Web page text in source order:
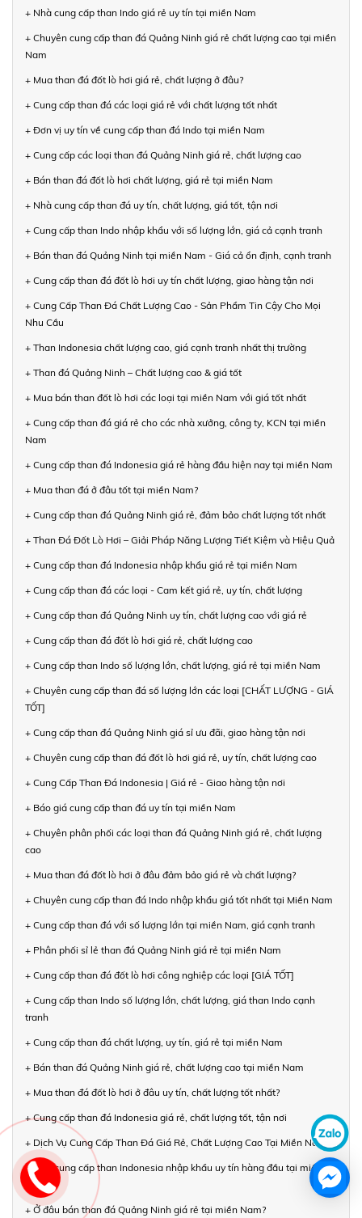
+ Nhà cung cấp than Indo giá rẻ uy tín tại miền Nam
+ Chuyên cung cấp than đá Quảng Ninh giá rẻ chất lượng cao tại miền
Nam
+ Mua than đá đốt lò hơi giá rẻ, chất lượng ở đâu?
+ Cung cấp than đá các loại giá rẻ với chất lượng tốt nhất
+ Đơn vị uy tín về cung cấp than đá Indo tại miền Nam
+ Cung cấp các loại than đá Quảng Ninh giá rẻ, chất lượng cao
+ Bán than đá đốt lò hơi chất lượng, giá rẻ tại miền Nam
+ Nhà cung cấp than đá uy tín, chất lượng, giá tốt, tận nơi
+ Cung cấp than Indo nhập khẩu với số lượng lớn, giá cả cạnh tranh
+ Bán than đá Quảng Ninh tại miền Nam - Giá cả ổn định, cạnh tranh
+ Cung cấp than đá đốt lò hơi uy tín chất lượng, giao hàng tận nơi
+ Cung Cấp Than Đá Chất Lượng Cao - Sản Phẩm Tin Cậy Cho Mọi
Nhu Cầu
+ Than Indonesia chất lượng cao, giá cạnh tranh nhất thị trường
+ Than đá Quảng Ninh – Chất lượng cao & giá tốt
+ Mua bán than đốt lò hơi các loại tại miền Nam với giá tốt nhất
+ Cung cấp than đá giá rẻ cho các nhà xưởng, công ty, KCN tại miền
Nam
+ Cung cấp than đá Indonesia giá rẻ hàng đầu hiện nay tại miền Nam
+ Mua than đá ở đâu tốt tại miền Nam?
+ Cung cấp than đá Quảng Ninh giá rẻ, đảm bảo chất lượng tốt nhất
+ Than Đá Đốt Lò Hơi – Giải Pháp Năng Lượng Tiết Kiệm và Hiệu Quả
+ Cung cấp than đá Indonesia nhập khẩu giá rẻ tại miền Nam
+ Cung cấp than đá các loại - Cam kết giá rẻ, uy tín, chất lượng
+ Cung cấp than đá Quảng Ninh uy tín, chất lượng cao với giá rẻ
+ Cung cấp than đá đốt lò hơi giá rẻ, chất lượng cao
+ Cung cấp than Indo số lượng lớn, chất lượng, giá rẻ tại miền Nam
+ Chuyên cung cấp than đá số lượng lớn các loại [CHẤT LƯỢNG - GIÁ
TỐT]
+ Cung cấp than đá Quảng Ninh giá sỉ ưu đãi, giao hàng tận nơi
+ Chuyên cung cấp than đá đốt lò hơi giá rẻ, uy tín, chất lượng cao
+ Cung Cấp Than Đá Indonesia | Giá rẻ - Giao hàng tận nơi
+ Báo giá cung cấp than đá uy tín tại miền Nam
+ Chuyên phân phối các loại than đá Quảng Ninh giá rẻ, chất lượng
cao
+ Mua than đá đốt lò hơi ở đâu đảm bảo giá rẻ và chất lượng?
+ Chuyên cung cấp than đá Indo nhập khẩu giá tốt nhất tại Miền Nam
+ Cung cấp than đá với số lượng lớn tại miền Nam, giá cạnh tranh
+ Phân phối sỉ lẻ than đá Quảng Ninh giá rẻ tại miền Nam
+ Cung cấp than đá đốt lò hơi công nghiệp các loại [GIÁ TỐT]
+ Cung cấp than Indo số lượng lớn, chất lượng, giá than Indo cạnh
tranh
+ Cung cấp than đá chất lượng, uy tín, giá rẻ tại miền Nam
+ Bán than đá Quảng Ninh giá rẻ, chất lượng cao tại miền Nam
+ Mua than đá đốt lò hơi ở đâu uy tín, chất lượng tốt nhất?
+ Cung cấp than đá Indonesia giá rẻ, chất lượng tốt, tận nơi
+ Dịch Vụ Cung Cấp Than Đá Giá Rẻ, Chất Lượng Cao Tại Miền Nam
+ Nhà cung cấp than Indonesia nhập khẩu uy tín hàng đầu tại miền
Nam
+ Ở đâu bán than đá Quảng Ninh giá rẻ tại miền Nam?